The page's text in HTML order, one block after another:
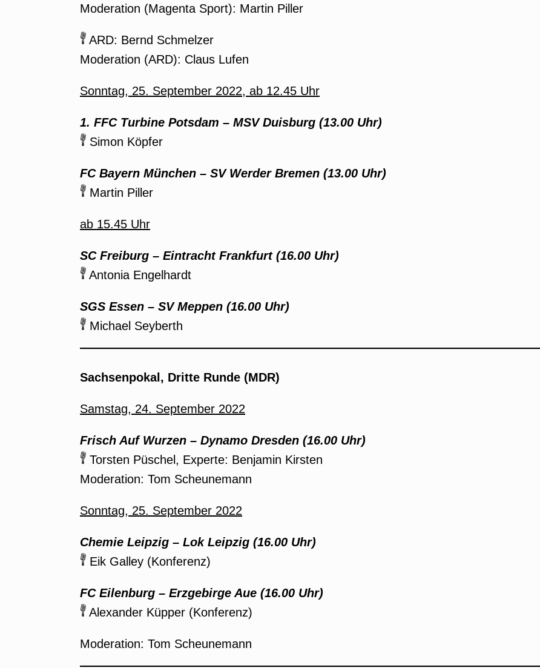
Moderation (Magenta Sport): Martin Piller
ARD: Bernd Schmelzer
Moderation (ARD): Claus Lufen
Sonntag, 25. September 2022, ab 12.45 Uhr
1. FFC Turbine Potsdam – MSV Duisburg (13.00 Uhr)
Simon Köpfer
FC Bayern München – SV Werder Bremen (13.00 Uhr)
Martin Piller
ab 15.45 Uhr
SC Freiburg – Eintracht Frankfurt (16.00 Uhr)
Antonia Engelhardt
SGS Essen – SV Meppen (16.00 Uhr)
Michael Seyberth
Sachsenpokal, Dritte Runde (MDR)
Samstag, 24. September 2022
Frisch Auf Wurzen – Dynamo Dresden (16.00 Uhr)
Torsten Püschel, Experte: Benjamin Kirsten
Moderation: Tom Scheunemann
Sonntag, 25. September 2022
Chemie Leipzig – Lok Leipzig (16.00 Uhr)
Eik Galley (Konferenz)
FC Eilenburg – Erzgebirge Aue (16.00 Uhr)
Alexander Küpper (Konferenz)
Moderation: Tom Scheunemann